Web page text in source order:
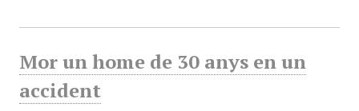
Mor un home de 30 anys en un
accident